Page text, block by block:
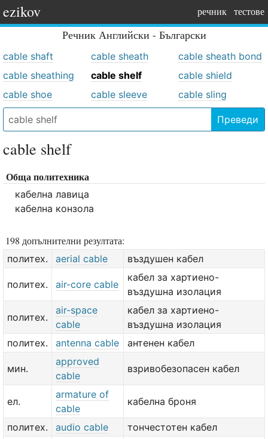
ezikov речник тестове
Речник Английски - Български
cable shaft cable sheath
cable sheath bond
cable sheathing
cable shelf
cable shield
cable shoe
cable sleeve cable sling
Преведи
cable shelf
Обща политехника
кабелна лавица
кабелна конзола
198 допълнителни резултата:
политех. aerial cable въздушен кабел
политех. air-core cable
кабел за хартиено-
въздушна изолация
политех.
air-space
cable
кабел за хартиено-
въздушна изолация
политех.
antenna cable антенен кабел
мин.
approved
cable
взривобезопасен кабел
ел.
armature of
cable
кабелна броня
политех. audio cable тончестотен кабел